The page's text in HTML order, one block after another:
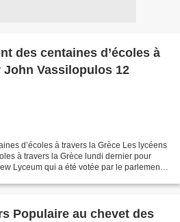
des centaines d’écoles à
d’écoles à travers la Grèce Les lycéens
à travers la Grèce lundi dernier pour
Lyceum qui a été votée par le parlement
Populaire au chevet des